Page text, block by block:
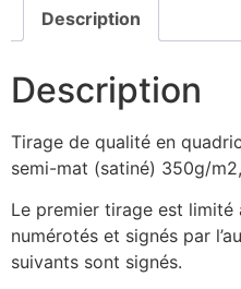
Description
Description
Tirage de qualité en
semi-mat (satiné) 350g/
Le premier tirage est limité
numérotés et signés par
suivants sont signés.